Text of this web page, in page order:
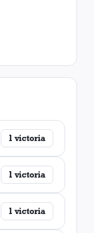
1 victoria
1 victoria
1 victoria